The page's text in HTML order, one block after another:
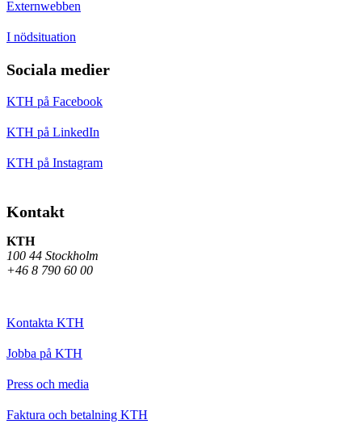
Externwebben
I nödsituation
Sociala medier
KTH på Facebook
KTH på LinkedIn
KTH på Instagram
Kontakt
KTH
100 44 Stockholm
+46 8 790 60 00
Kontakta KTH
Jobba på KTH
Press och media
Faktura och betalning KTH